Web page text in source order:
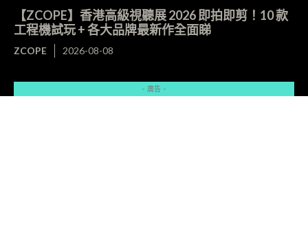
【ZCOPE】香港高級視聽展 2026 即拍即剪！10 款
工程機試玩 + 各大品牌最新作全面睇
ZCOPE 2026-08-08
- 廣告 -